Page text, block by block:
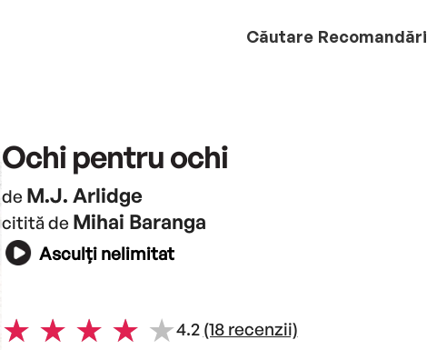
Căutare Recomandări
Ochi pentru ochi
de M.J. Arlidge
citită de Mihai Baranga
Asculți nelimitat
4.2 (18 recenzii)